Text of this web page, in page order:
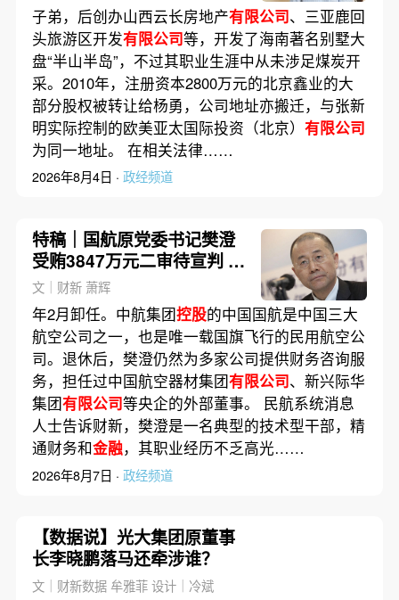
子弟，后创办山西云长房地产有限公司、三亚鹿回
头旅游区开发有限公司等，开发了海南著名别墅大
盘“半山半岛”，不过其职业生涯中从未涉足煤炭开
采。2010年，注册资本2800万元的北京鑫业的大
部分股权被转让给杨勇，公司地址亦搬迁，与张新
明实际控制的欧美亚太国际投资（北京） 有限公司
为同一地址。 在相关法律……
2026年8月4日 · 政经频道
特稿｜国航原党委书记樊澄
受贿3847万元二审待宣判 否
认大多数指控
文｜财新 萧辉
年2月卸任。中航集团控股的中国国航是中国三大
航空公司之一，也是唯一载国旗飞行的民用航空公
司。退休后，樊澄仍然为多家公司提供财务咨询服
务，担任过中国航空器材集团有限公司、新兴际华
集团有限公司等央企的外部董事。 民航系统消息
人士告诉财新，樊澄是一名典型的技术型干部，精
通财务和金融，其职业经历不乏高光……
2026年8月7日 · 政经频道
【数据说】光大集团原董事
长李晓鹏落马还牵涉谁？
文｜财新数据 牟雅菲 设计｜冷斌